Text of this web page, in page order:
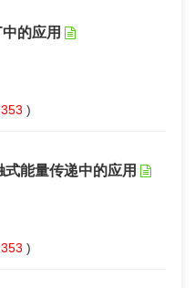
的应用
353 )
能量传递中的应用
353 )